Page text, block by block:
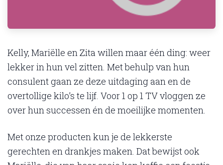
Kelly, Mariëlle en Zita willen maar één ding: weer
lekker in hun vel zitten. Met behulp van hun
consulent gaan ze deze uitdaging aan en de
overtollige kilo’s te lijf. Voor 1 op 1 TV vloggen ze
over hun successen én de moeilijke momenten.
Met onze producten kun je de lekkerste
gerechten en drankjes maken. Dat bewijst ook